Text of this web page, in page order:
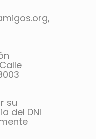
su
del DNI